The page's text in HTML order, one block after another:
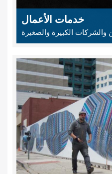
خدمات الأعمال
والشركات الكبيرة والصغيرة